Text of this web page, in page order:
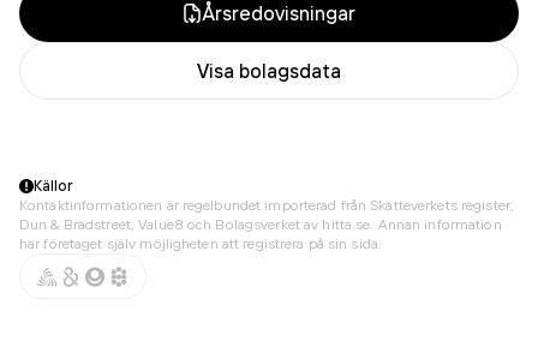
Årsredovisningar
Visa bolagsdata
Källor
Kontaktinformationen är regelbundet importerad från Skatteverkets register,
Dun & Bradstreet, Value8 och Bolagsverket av hitta.se. Annan information
har företaget själv möjligheten att registrera på sin sida.